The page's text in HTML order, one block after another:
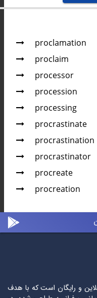
proclamation
proclaim
processor
procession
processing
procrastinate
procrastination
procrastinator
procreate
procreation
و رایگان است که با هدف